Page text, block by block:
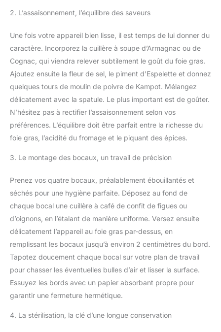
2. L’assaisonnement, l’équilibre des saveurs
Une fois votre appareil bien lisse, il est temps de lui donner du
caractère. Incorporez la cuillère à soupe d’Armagnac ou de
Cognac, qui viendra relever subtilement le goût du foie gras.
Ajoutez ensuite la fleur de sel, le piment d’Espelette et donnez
quelques tours de moulin de poivre de Kampot. Mélangez
délicatement avec la spatule. Le plus important est de goûter.
N’hésitez pas à rectifier l’assaisonnement selon vos
préférences. L’équilibre doit être parfait entre la richesse du
foie gras, l’acidité du fromage et le piquant des épices.
3. Le montage des bocaux, un travail de précision
Prenez vos quatre bocaux, préalablement ébouillantés et
séchés pour une hygiène parfaite. Déposez au fond de
chaque bocal une cuillère à café de confit de figues ou
d’oignons, en l’étalant de manière uniforme. Versez ensuite
délicatement l’appareil au foie gras par-dessus, en
remplissant les bocaux jusqu’à environ 2 centimètres du bord.
Tapotez doucement chaque bocal sur votre plan de travail
pour chasser les éventuelles bulles d’air et lisser la surface.
Essuyez les bords avec un papier absorbant propre pour
garantir une fermeture hermétique.
4. La stérilisation, la clé d’une longue conservation